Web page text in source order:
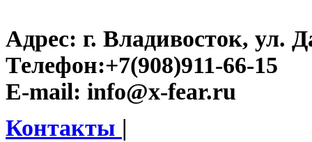
Адрес: г. Владивосток, ул.
Телефон:+7(908)911-66-15
E-mail: info@x-fear.ru
Контакты |